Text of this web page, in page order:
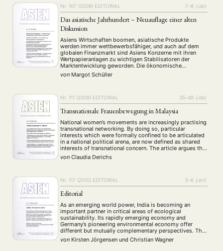
MITGLIEDSCHAFT
Aktuelles von unseren Mitgliedern Art ASIEN (Zeitschrift)
Auszeichnung
Cinema (4) DGA (92) Diskussion (74) Fellowship (111) Forschung
Geografie (2) Geschichte (93) Gesellschaft (283) Globalisation (7)
Hybrid (172) Kultur (27) Kunst (4) Lecture (94) Literatur (261)
(24) Migration (39)
Religion (75) Sozialwissenschaften (4) Sprachkurse (8)
Stellenausschreibung (661) Stipendium (53) Studium
Summer School (10) Tagung (500) Tourismus (14)
Umwelt (45) Veranstaltung (788) Webinar (28) Wirtschaft
Workshop (126)
MITGLIEDSCHAFT STUDIUM
Nr. 107 (2008) EDITORIAL 7–8 {:de}
Das asiatische Jahrhundert – Neuauflage einer alten
Diskussion
Asiens Wirtschaften boomen, asiatische Produkte
werden immer wettbewerbsfähiger, und auch auf dem
globalen Finanzmarkt sind Asiens Konzerne mit ihren
Wertpapieranlagen zu wichtigen Stabilisatoren der
Marktentwicklung geworden. Die ökonomische
Globalisierung begünstigt den Aufstieg Asiens: Der Trend
hin zu grenzüberschreitenden Investitionen in
ausländische Investoren zu …
von Margot Schüller
Nr. 111 (2009) EDITORIAL 35–49 {:de}
Transnationale Frauenbewegung in Malaysia
National women’s movements are increasingly practising
transnational networking. By doing so, particular
interests which were formally confined to be articulated
in a national political arena, are now defined as shared
interests of transnational concern. The article argues that
transnational networking provides a window of
opportunity for the formulation of strategies and the
von Claudia Derichs
Nr. 117 (2010) EDITORIAL 5–6 {:en}
Editorial
As an emerging world power, India is becoming an
important partner in critical areas of ecological
sustainability. Its rapidly emerging economy and
Germany’s pioneering environmental economy offer
different but mutually complementary perspectives. This
issue of the journal presents various papers on
environmental governance in India that stem from
von Kirsten Jörgensen und Christian Wagner